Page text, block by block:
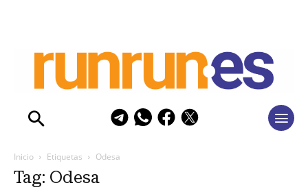
Inicio Etiquetas Odesa
Tag: Odesa